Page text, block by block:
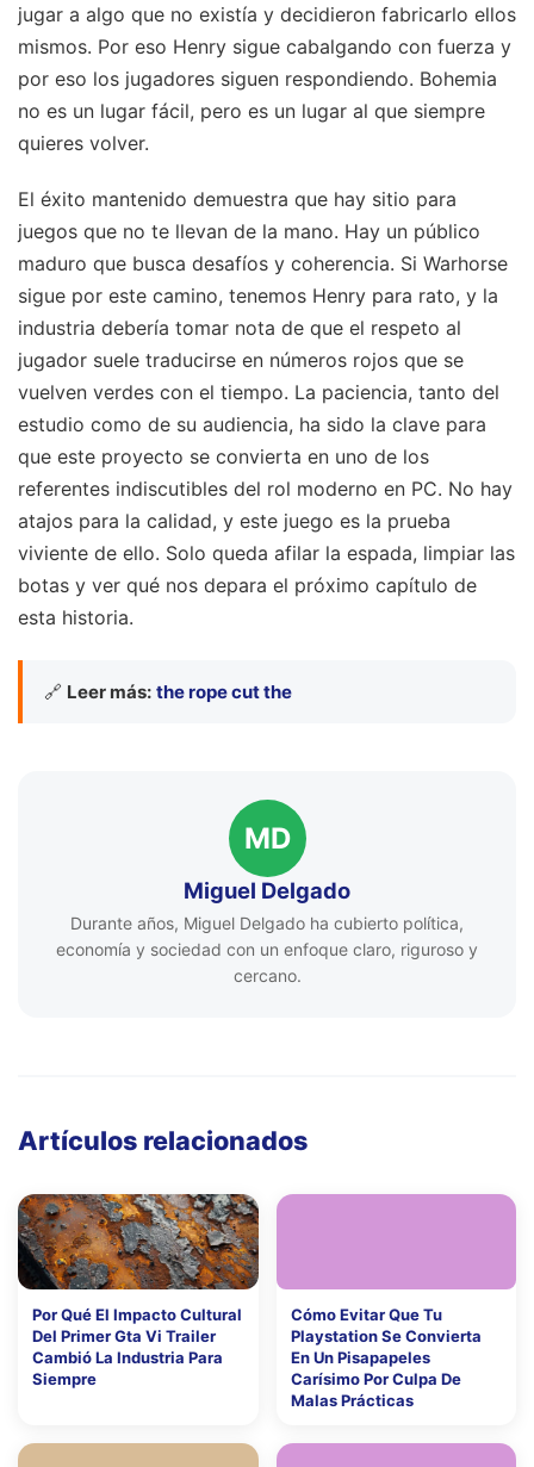
jugar a algo que no existía y decidieron fabricarlo ellos
mismos. Por eso Henry sigue cabalgando con fuerza y
por eso los jugadores siguen respondiendo. Bohemia
no es un lugar fácil, pero es un lugar al que siempre
quieres volver.
El éxito mantenido demuestra que hay sitio para
juegos que no te llevan de la mano. Hay un público
maduro que busca desafíos y coherencia. Si Warhorse
sigue por este camino, tenemos Henry para rato, y la
industria debería tomar nota de que el respeto al
jugador suele traducirse en números rojos que se
vuelven verdes con el tiempo. La paciencia, tanto del
estudio como de su audiencia, ha sido la clave para
que este proyecto se convierta en uno de los
referentes indiscutibles del rol moderno en PC. No hay
atajos para la calidad, y este juego es la prueba
viviente de ello. Solo queda afilar la espada, limpiar las
botas y ver qué nos depara el próximo capítulo de
esta historia.
🔗 Leer más: the rope cut the
MD
Miguel Delgado
Durante años, Miguel Delgado ha cubierto política,
economía y sociedad con un enfoque claro, riguroso y
cercano.
Artículos relacionados
Por Qué El Impacto Cultural
Del Primer Gta Vi Trailer
Cambió La Industria Para
Siempre
Cómo Evitar Que Tu
Playstation Se Convierta
En Un Pisapapeles
Carísimo Por Culpa De
Malas Prácticas